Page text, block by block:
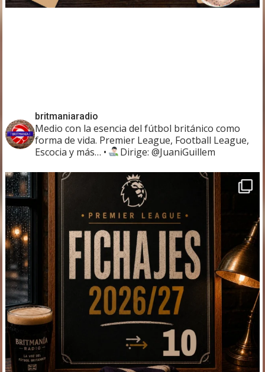
britmaniaradio
Medio con la esencia del fútbol británico como
forma de vida. Premier League, Football League,
Escocia y más… • Dirige: @JuaniGuillem